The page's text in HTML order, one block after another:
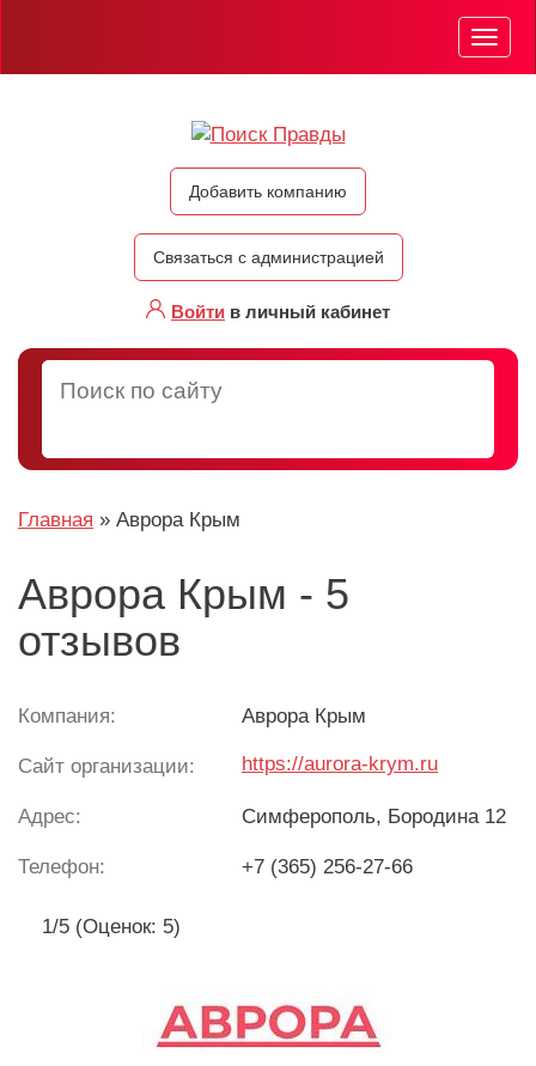
Добавить компанию
Связаться с администрацией
Войти в личный кабинет
Меню
Главная » Аврора Крым
Аврора Крым - 5
отзывов
Компания: Аврора Крым
Сайт организации: https://aurora-krym.ru
Адрес: Симферополь, Бородина 12
Телефон: +7 (365) 256-27-66
1/5 (Оценок: 5)